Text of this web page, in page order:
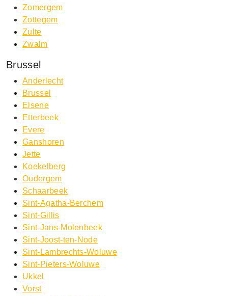
Zomergem
Zottegem
Zulte
Zwalm
Brussel
Anderlecht
Brussel
Elsene
Etterbeek
Evere
Ganshoren
Jette
Koekelberg
Oudergem
Schaarbeek
Sint-Agatha-Berchem
Sint-Gillis
Sint-Jans-Molenbeek
Sint-Joost-ten-Node
Sint-Lambrechts-Woluwe
Sint-Pieters-Woluwe
Ukkel
Vorst